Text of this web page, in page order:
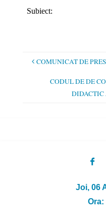
COMUNICAT DE
CODUL DE DE
Joi, 06
Ora: